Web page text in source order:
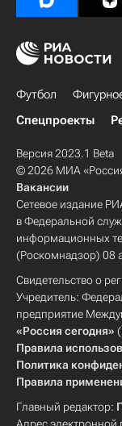
Футбол
Спецпроекты
Версия 2023.1 Beta
© 2026 МИА
Вакансии
Сетевое издание
в Федеральной
информационных
(Роскомнадзор) 08
Свидетельство о
Учредитель:
предприятие
«Россия сегодня»
Правила
Политика
Правила
Главный редактор: